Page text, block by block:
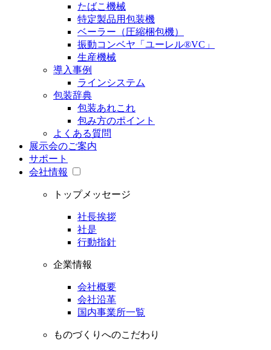
たばこ機械
特定製品用包装機
ベーラー（圧縮梱包機）
振動コンベヤ「ユーレル®VC」
生産機械
導入事例
ラインシステム
包装辞典
包装あれこれ
包み方のポイント
よくある質問
展示会のご案内
サポート
会社情報
トップメッセージ
社長挨拶
社是
行動指針
企業情報
会社概要
会社沿革
国内事業所一覧
ものづくりへのこだわり